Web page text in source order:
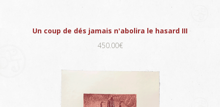
Un coup de dés jamais n'abolira le hasard III
450.00€